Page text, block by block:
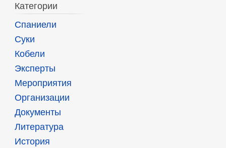
Категории
Спаниели
Суки
Кобели
Эксперты
Мероприятия
Организации
Документы
Литература
История